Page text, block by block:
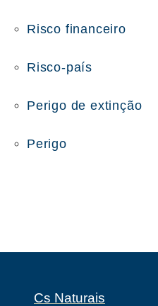
Risco financeiro
Risco-país
Perigo de extinção
Perigo
Cs Naturais